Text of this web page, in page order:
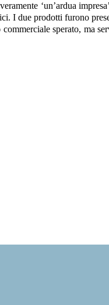
‘un’ardua
I due prodotti furono
sperato, ma